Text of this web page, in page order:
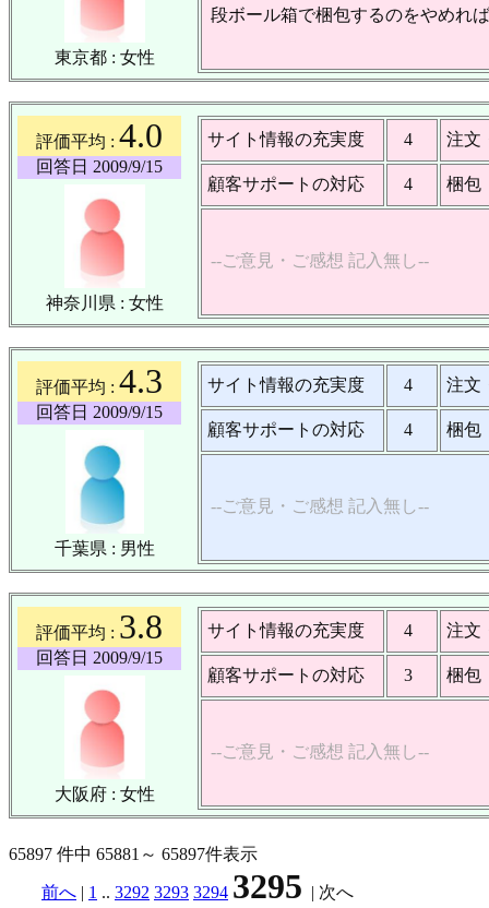
東京都 : 女性
段ボール箱で梱包するのをやめれ
評価平均 :4.0
回答日 2009/9/15
神奈川県 : 女性
サイト情報の充実度 4 注文
顧客サポートの対応 4 梱包
--ご意見・ご感想 記入無し--
評価平均 :4.3
回答日 2009/9/15
千葉県 : 男性
サイト情報の充実度 4 注文
顧客サポートの対応 4 梱包
--ご意見・ご感想 記入無し--
評価平均 : 3.8
回答日 2009/9/15
大阪府 : 女性
サイト情報の充実度 4 注文
顧客サポートの対応 3 梱包
--ご意見・ご感想 記入無し--
65897 件中 65881～ 65897件表示
前へ | 1 .. 3292 3293 3294 3295 | 次へ